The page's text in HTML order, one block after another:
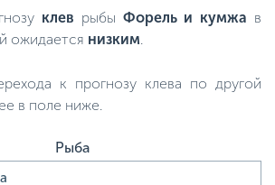
клев рыбы Форель и кумжа в
ожидается низким.
к прогнозу клева по другой
в поле ниже.
Рыба